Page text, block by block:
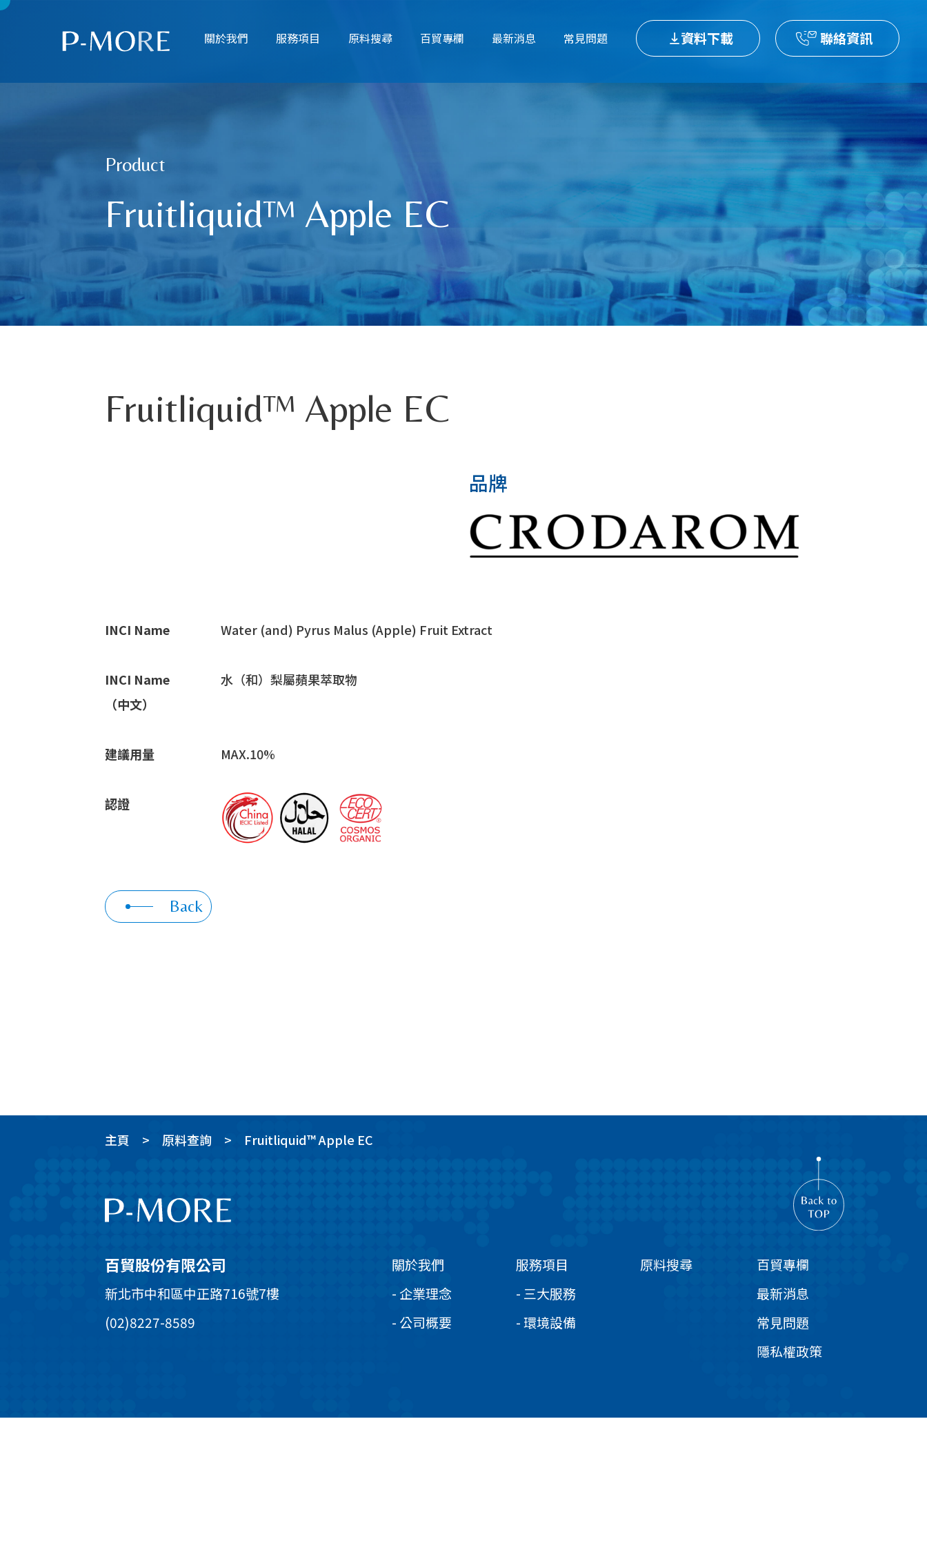
關於我們 服務項目 原料搜尋 百貿專欄 最新消息 常見問題 資料下載 聯絡資訊
Product
Fruitliquid™ Apple EC
Fruitliquid™ Apple EC
品牌
INCI Name Water (and) Pyrus Malus (Apple) Fruit Extract
INCI Name
（中文）
水（和）梨屬蘋果萃取物
建議用量 MAX.10%
認證
Back
主頁 原料查詢 Fruitliquid™ Apple EC
百貿股份有限公司
新北市中和區中正路716號7樓
(02)8227-8589
關於我們
- 企業理念
- 公司概要
服務項目
- 三大服務
- 環境設備
原料搜尋
百貿專欄
最新消息
常見問題
隱私權政策